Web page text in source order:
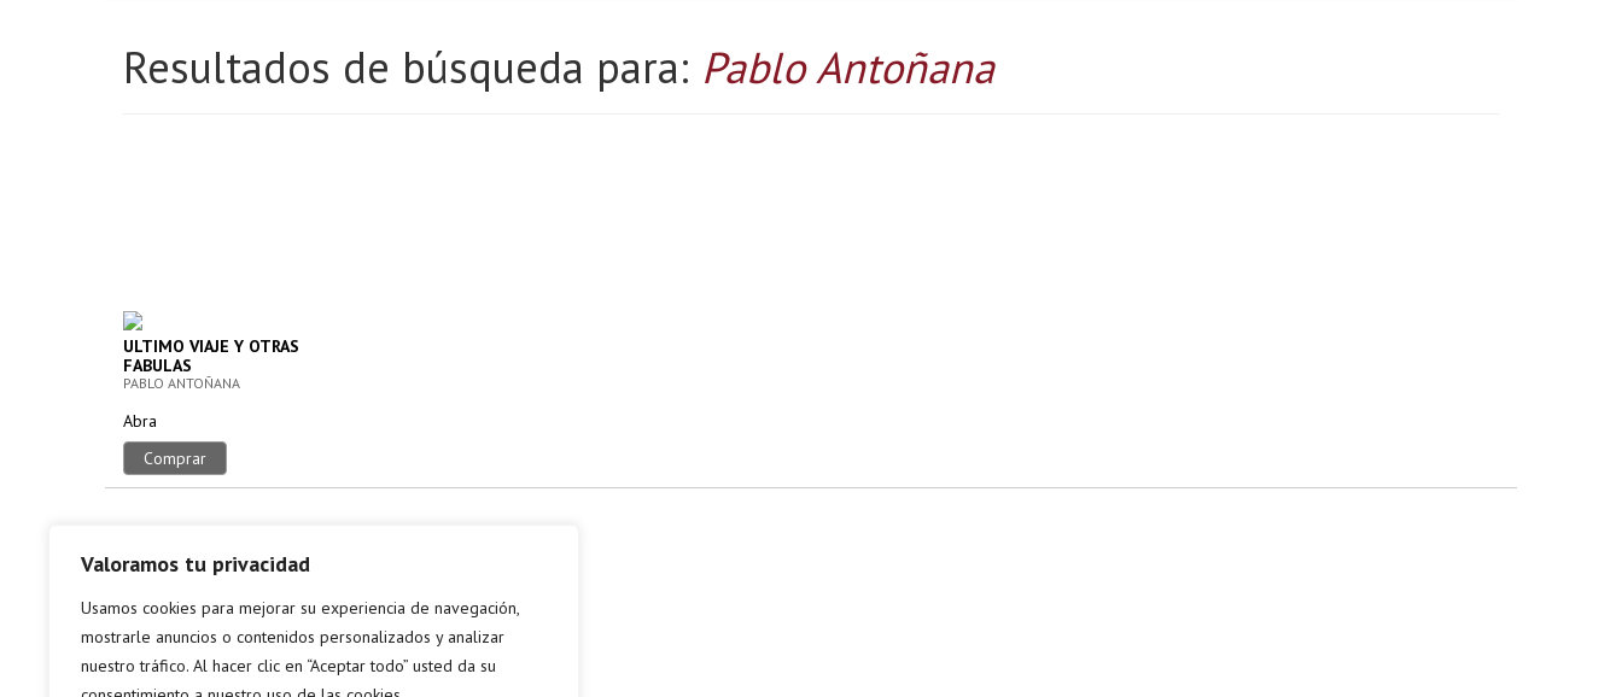
Valoramos tu privacidad
Usamos cookies para mejorar su experiencia de navegación,
mostrarle anuncios o contenidos personalizados y analizar
nuestro tráfico. Al hacer clic en “Aceptar todo” usted da su
Resultados de búsqueda para: Pablo Antoñana
ULTIMO VIAJE Y OTRAS
FABULAS
PABLO ANTOÑANA
Abra
Comprar